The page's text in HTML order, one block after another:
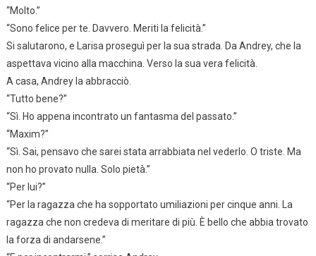
“Molto.”
“Sono felice per te. Davvero. Meriti la felicità.”
Si salutarono, e Larisa proseguì per la sua strada. Da Andrey, che la
aspettava vicino alla macchina. Verso la sua vera felicità.
A casa, Andrey la abbracciò.
“Tutto bene?”
“Sì. Ho appena incontrato un fantasma del passato.”
“Maxim?”
“Sì. Sai, pensavo che sarei stata arrabbiata nel vederlo. O triste. Ma
non ho provato nulla. Solo pietà.”
“Per lui?”
“Per la ragazza che ha sopportato umiliazioni per cinque anni. La
ragazza che non credeva di meritare di più. È bello che abbia trovato
la forza di andarsene.”